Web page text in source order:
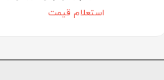
استعلام قیمت